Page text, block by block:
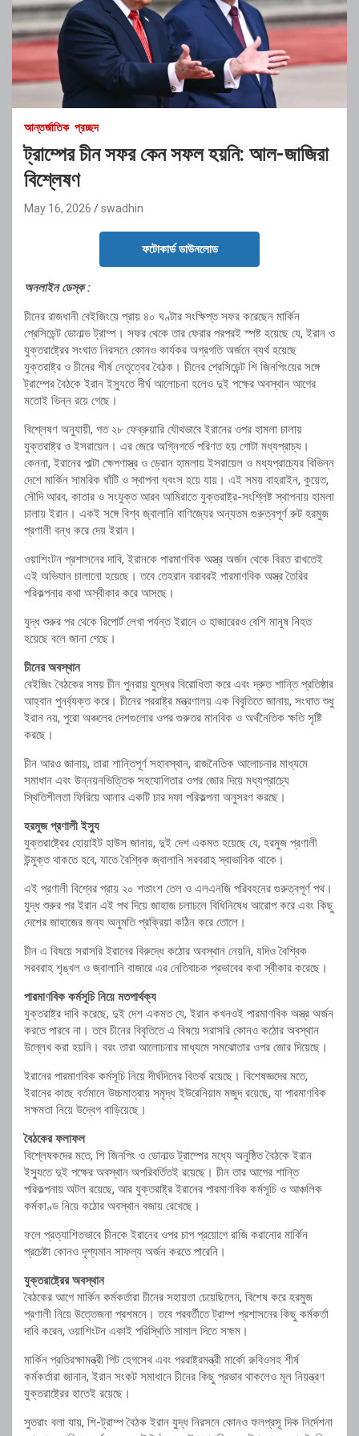
আন্তর্জাতিক প্রচ্ছদ
ট্রাম্পের চীন সফর কেন সফল হয়নি: আল-জাজিরা
বিশ্লেষণ
May 16, 2026 swadhin
ফটোকার্ড ডাউনলোড
অনলাইন ডেস্ক :
চীনের রাজধানী বেইজিংয়ে প্রায় ৪০ ঘণ্টার সংক্ষিপ্ত সফর করেছেন মার্কিন
প্রেসিডেন্ট ডোনাল্ড ট্রাম্প। সফর থেকে তার ফেরার পরপরই স্পষ্ট হয়েছে যে, ইরান ও
যুক্তরাষ্ট্রের সংঘাত নিরসনে কোনও কার্যকর অগ্রগতি অর্জনে ব্যর্থ হয়েছে
যুক্তরাষ্ট্র ও চীনের শীর্ষ নেতৃত্বের বৈঠক। চীনের প্রেসিডেন্ট শি জিনপিংয়ের সঙ্গে
ট্রাম্পের বৈঠকে ইরান ইস্যুতে দীর্ঘ আলোচনা হলেও দুই পক্ষের অবস্থান আগের
মতোই ভিন্ন রয়ে গেছে।
বিশ্লেষণ অনুযায়ী, গত ২৮ ফেব্রুয়ারি যৌথভাবে ইরানের ওপর হামলা চালায়
যুক্তরাষ্ট্র ও ইসরায়েল। এর জেরে অগ্নিগর্ভে পরিণত হয় গোটা মধ্যপ্রাচ্য।
কেননা, ইরানের পাল্টা ক্ষেপণাস্ত্র ও ড্রোন হামলায় ইসরায়েল ও মধ্যপ্রাচ্যের বিভিন্ন
দেশে মার্কিন সামরিক ঘাঁটি ও স্থাপনা ধ্বংস হয়ে যায়। এই সময় বাহরাইন, কুয়েত,
সৌদি আরব, কাতার ও সংযুক্ত আরব আমিরাতে যুক্তরাষ্ট্র-সংশ্লিষ্ট স্থাপনায় হামলা
চালায় ইরান। একই সঙ্গে বিশ্ব জ্বালানি বাণিজ্যের অন্যতম গুরুত্বপূর্ণ রুট হরমুজ
প্রণালী বন্ধ করে দেয় ইরান।
ওয়াশিংটন প্রশাসনের দাবি, ইরানকে পারমাণবিক অস্ত্র অর্জন থেকে বিরত রাখতেই
এই অভিযান চালানো হয়েছে। তবে তেহরান বরাবরই পারমাণবিক অস্ত্র তৈরির
পরিকল্পনার কথা অস্বীকার করে আসছে।
যুদ্ধ শুরুর পর থেকে রিপোর্ট লেখা পর্যন্ত ইরানে ৩ হাজারেরও বেশি মানুষ নিহত
হয়েছে বলে জানা গেছে।
চীনের অবস্থান
বেইজিং বৈঠকের সময় চীন পুনরায় যুদ্ধের বিরোধিতা করে এবং দ্রুত শান্তি প্রতিষ্ঠার
আহ্বান পুনর্ব্যক্ত করে। চীনের পররাষ্ট্র মন্ত্রণালয় এক বিবৃতিতে জানায়, সংঘাত শুধু
ইরান নয়, পুরো অঞ্চলের দেশগুলোর ওপর গুরুতর মানবিক ও অর্থনৈতিক ক্ষতি সৃষ্টি
করছে।
চীন আরও জানায়, তারা শান্তিপূর্ণ সহাবস্থান, রাজনৈতিক আলোচনার মাধ্যমে
সমাধান এবং উন্নয়নভিত্তিক সহযোগিতার ওপর জোর দিয়ে মধ্যপ্রাচ্যে
স্থিতিশীলতা ফিরিয়ে আনার একটি চার দফা পরিকল্পনা অনুসরণ করছে।
হরমুজ প্রণালী ইস্যু
যুক্তরাষ্ট্রের হোয়াইট হাউস জানায়, দুই দেশ একমত হয়েছে যে, হরমুজ প্রণালী
উন্মুক্ত থাকতে হবে, যাতে বৈশ্বিক জ্বালানি সরবরাহ স্বাভাবিক থাকে।
এই প্রণালী বিশ্বের প্রায় ২০ শতাংশ তেল ও এলএনজি পরিবহনের গুরুত্বপূর্ণ পথ।
যুদ্ধ শুরুর পর ইরান এই পথ দিয়ে জাহাজ চলাচলে বিধিনিষেধ আরোপ করে এবং কিছু
দেশের জাহাজের জন্য অনুমতি প্রক্রিয়া কঠিন করে তোলে।
চীন এ বিষয়ে সরাসরি ইরানের বিরুদ্ধে কঠোর অবস্থান নেয়নি, যদিও বৈশ্বিক
সরবরাহ শৃঙ্খল ও জ্বালানি বাজারে এর নেতিবাচক প্রভাবের কথা স্বীকার করেছে।
পারমাণবিক কর্মসূচি নিয়ে মতপার্থক্য
যুক্তরাষ্ট্র দাবি করেছে, দুই দেশ একমত যে, ইরান কখনওই পারমাণবিক অস্ত্র অর্জন
করতে পারবে না। তবে চীনের বিবৃতিতে এ বিষয়ে সরাসরি কোনও কঠোর অবস্থান
উল্লেখ করা হয়নি। বরং তারা আলোচনার মাধ্যমে সমঝোতার ওপর জোর দিয়েছে।
ইরানের পারমাণবিক কর্মসূচি নিয়ে দীর্ঘদিনের বিতর্ক রয়েছে। বিশেষজ্ঞদের মতে,
ইরানের কাছে বর্তমানে উচ্চমাত্রায় সমৃদ্ধ ইউরেনিয়াম মজুদ রয়েছে, যা পারমাণবিক
সক্ষমতা নিয়ে উদ্বেগ বাড়িয়েছে।
বৈঠকের ফলাফল
বিশ্লেষকদের মতে, শি জিনপিং ও ডোনাল্ড ট্রাম্পের মধ্যে অনুষ্ঠিত বৈঠকে ইরান
ইস্যুতে দুই পক্ষের অবস্থান অপরিবর্তিতই রয়েছে। চীন তার আগের শান্তি
পরিকল্পনায় অটল রয়েছে, আর যুক্তরাষ্ট্র ইরানের পারমাণবিক কর্মসূচি ও আঞ্চলিক
কর্মকাণ্ড নিয়ে কঠোর অবস্থান বজায় রেখেছে।
ফলে প্রত্যাশিতভাবে চীনকে ইরানের ওপর চাপ প্রয়োগে রাজি করানোর মার্কিন
প্রচেষ্টা কোনও দৃশ্যমান সাফল্য অর্জন করতে পারেনি।
যুক্তরাষ্ট্রের অবস্থান
বৈঠকের আগে মার্কিন কর্মকর্তারা চীনের সহায়তা চেয়েছিলেন, বিশেষ করে হরমুজ
প্রণালী নিয়ে উত্তেজনা প্রশমনে। তবে পরবর্তীতে ট্রাম্প প্রশাসনের কিছু কর্মকর্তা
দাবি করেন, ওয়াশিংটন একাই পরিস্থিতি সামাল দিতে সক্ষম।
মার্কিন প্রতিরক্ষামন্ত্রী পিট হেগসেথ এবং পররাষ্ট্রমন্ত্রী মার্কো রুবিওসহ শীর্ষ
কর্মকর্তারা জানান, ইরান সংকট সমাধানে চীনের কিছু প্রভাব থাকলেও মূল নিয়ন্ত্রণ
যুক্তরাষ্ট্রের হাতেই রয়েছে।
সুতরাং বলা যায়, শি-ট্রাম্প বৈঠক ইরান যুদ্ধ নিরসনে কোনও ফলপ্রসূ দিক নির্দেশনা